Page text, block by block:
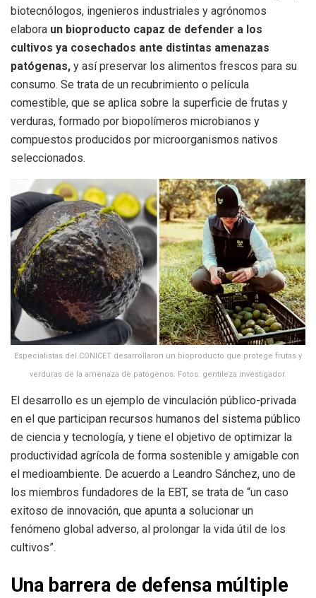
biotecnólogos, ingenieros industriales y agrónomos
elabora un bioproducto capaz de defender a los
cultivos ya cosechados ante distintas amenazas
patógenas, y así preservar los alimentos frescos para su
consumo. Se trata de un recubrimiento o película
comestible, que se aplica sobre la superficie de frutas y
verduras, formado por biopolímeros microbianos y
compuestos producidos por microorganismos nativos
seleccionados.
Especialistas del CONICET desarrollaron un bioproducto que protege frutas y
verduras de la amenaza de patógenos. Fotos: gentileza investigador.
El desarrollo es un ejemplo de vinculación público-privada
en el que participan recursos humanos del sistema público
de ciencia y tecnología, y tiene el objetivo de optimizar la
productividad agrícola de forma sostenible y amigable con
el medioambiente. De acuerdo a Leandro Sánchez, uno de
los miembros fundadores de la EBT, se trata de “un caso
exitoso de innovación, que apunta a solucionar un
fenómeno global adverso, al prolongar la vida útil de los
cultivos”.
Una barrera de defensa múltiple